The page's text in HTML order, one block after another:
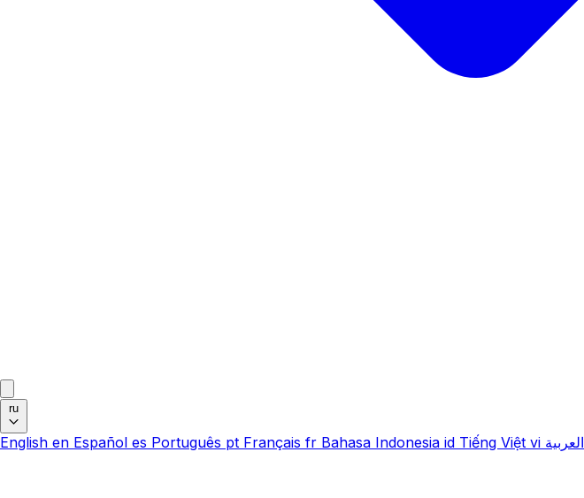
ru
English en Español es Português pt Français fr Bahasa Indonesia id Tiếng Việt vi العربية